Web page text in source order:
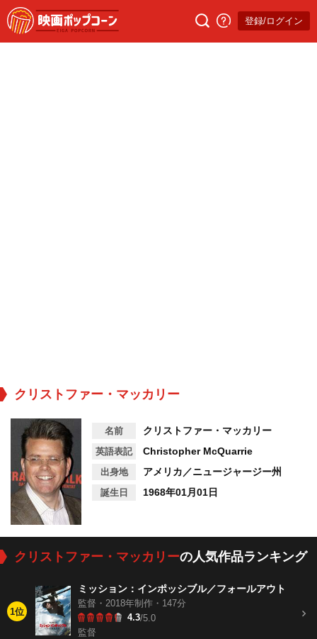
登録/ログイン
クリストファー・マッカリー
名前 クリストファー・マッカリー
英語表記 Christopher McQuarrie
出身地 アメリカ／ニュージャージー州
誕生日 1968年01月01日
クリストファー・マッカリーの人気作品ランキング
1位
ミッション：インポッシブル／フォールアウト
監督・2018年制作・147分
4.3/5.0
監督